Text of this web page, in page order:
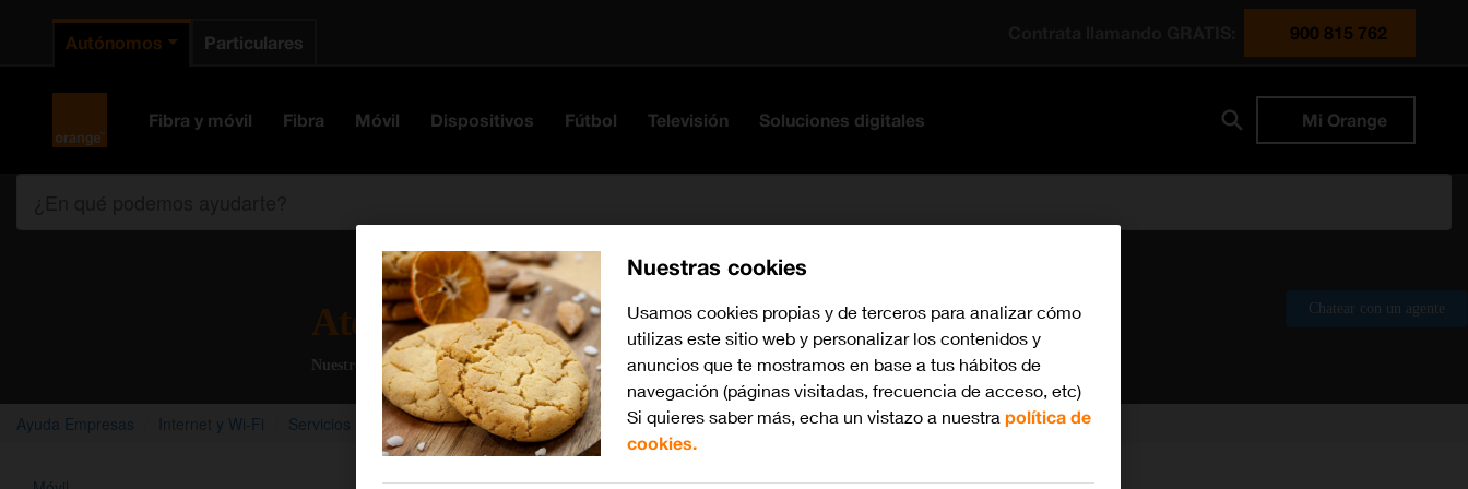
Autónomos
Particulares 900 815 762
Fibra y móvil Fibra Móvil Dispositivos Fútbol Televisión Soluciones digitales Mi Orange
Atención al cliente
Nuestros agentes solucionan cualquier duda en el chat Mi Orange
Chatear con un agente
Ayuda Empresas Internet y Wi-Fi Servicios Legálitas Protección Jurídica Negocio Orange
Nuestras cookies
Usamos cookies propias y de terceros para analizar cómo
utilizas este sitio web y personalizar los contenidos y
anuncios que te mostramos en base a tus hábitos de
navegación (páginas visitadas, frecuencia de acceso, etc)
Si quieres saber más, echa un vistazo a nuestrapolítica de
cookies.